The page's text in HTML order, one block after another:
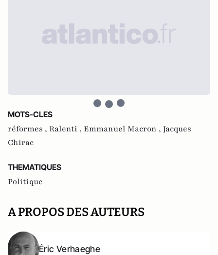
MOTS-CLES
réformes , Ralenti , Emmanuel Macron , Jacques
Chirac
THEMATIQUES
Politique
A PROPOS DES AUTEURS
Éric Verhaeghe